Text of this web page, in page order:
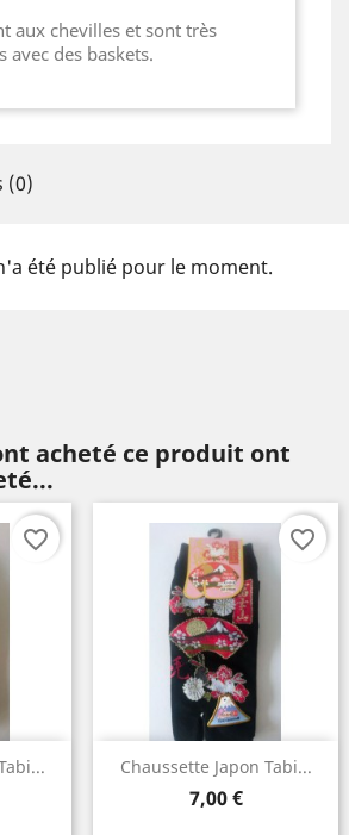
aux chevilles et sont très
avec des baskets.
(0)
été publié pour le moment.
acheté ce produit ont
favorite_border
Chaussette Japon Tabi...
Prix
7,00 €
favorite_border